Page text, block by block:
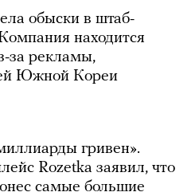
обыски в штаб-
находится
за рекламы,
Южной Кореи
гривен».
Rozetka заявил, что
самые большие